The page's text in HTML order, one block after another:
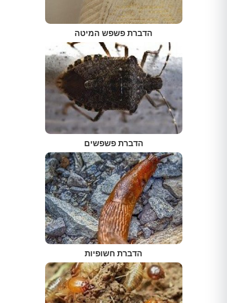
הדברת פשפש המיטה
הדברת פשפשים
הדברת חשופיות